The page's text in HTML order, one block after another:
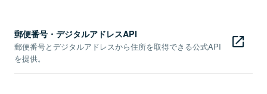
郵便番号・デジタルアドレスAPI
郵便番号とデジタルアドレスから住所を取得できる公式API
を提供。